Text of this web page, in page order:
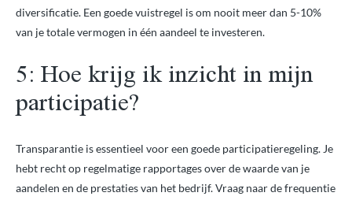
diversificatie. Een goede vuistregel is om nooit meer dan 5-10%
van je totale vermogen in één aandeel te investeren.
5: Hoe krijg ik inzicht in mijn
participatie?
Transparantie is essentieel voor een goede participatieregeling. Je
hebt recht op regelmatige rapportages over de waarde van je
aandelen en de prestaties van het bedrijf. Vraag naar de frequentie